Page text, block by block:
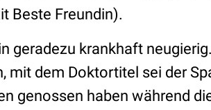
Beste Freundin).
geradezu krankhaft
mit dem Doktortitel sei der
genossen haben während